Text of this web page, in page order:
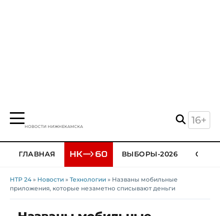
НОВОСТИ НИЖНЕКАМСКА
16+
ГЛАВНАЯ ВЫБОРЫ-2026
НТР 24 » Новости » Технологии » Названы мобильные
приложения, которые незаметно списывают деньги